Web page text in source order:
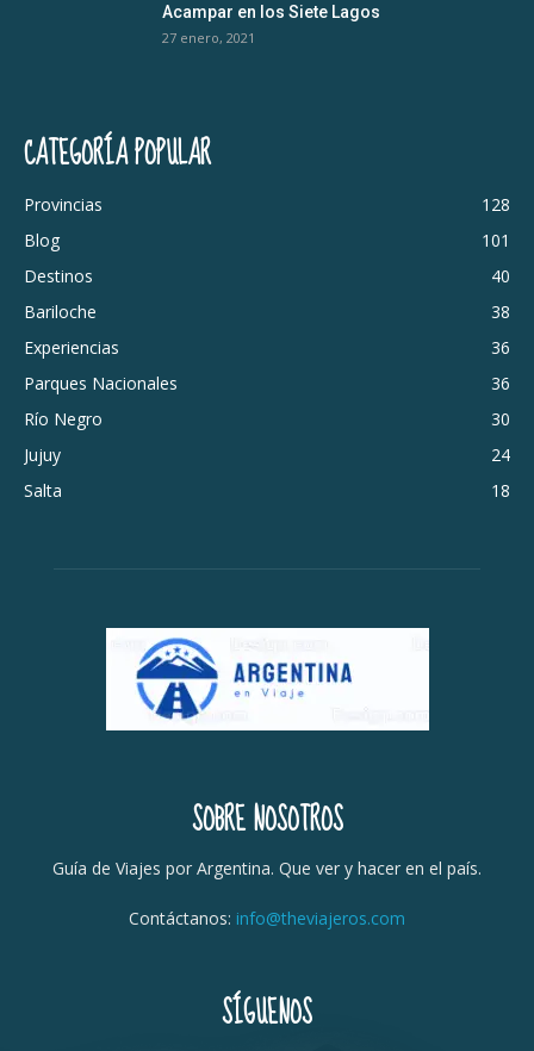
Acampar en los Siete Lagos
27 enero, 2021
CATEGORÍA POPULAR
Provincias
128
Blog
101
Destinos
40
Bariloche
38
Experiencias
36
Parques Nacionales
36
Río Negro
30
Jujuy
24
Salta
18
SOBRE NOSOTROS
Guía de Viajes por Argentina. Que ver y hacer en el país.
Contáctanos: info@theviajeros.com
SÍGUENOS